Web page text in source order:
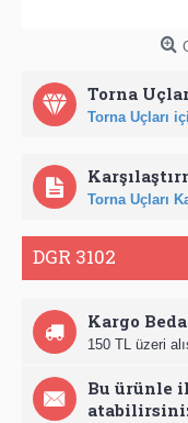
Torna
Torna Uçları
Torna Uçları
DGR 3102
Kargo
150 TL üzeri
Bu ürünle